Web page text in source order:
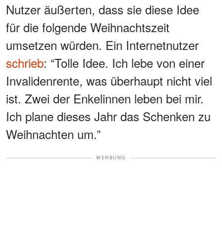
Nutzer äußerten, dass sie diese Idee
für die folgende Weihnachtszeit
umsetzen würden. Ein Internetnutzer
schrieb: “Tolle Idee. Ich lebe von einer
Invalidenrente, was überhaupt nicht viel
ist. Zwei der Enkelinnen leben bei mir.
Ich plane dieses Jahr das Schenken zu
Weihnachten um.”
WERBUNG